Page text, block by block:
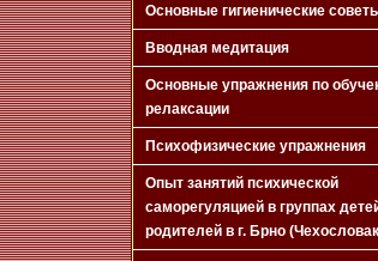
Основные гигиенические
Вводная медитация
Основные упражнения по
релаксации
Психофизические упражнения
Опыт занятий психической
саморегуляцией в группах
родителей в г. Брно